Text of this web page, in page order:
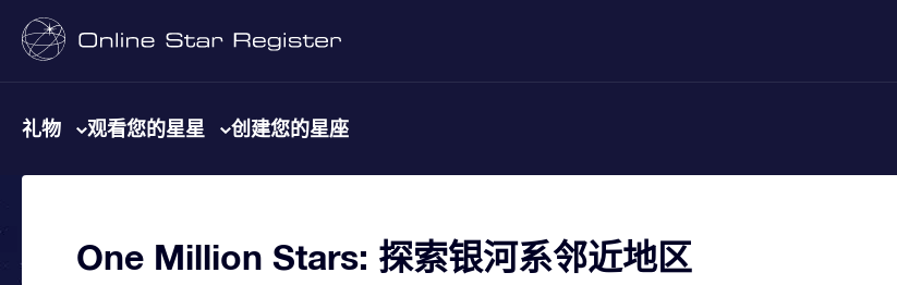
礼物 观看您的星星 创建您的星座
One Million Stars: 探索银河系邻近地区